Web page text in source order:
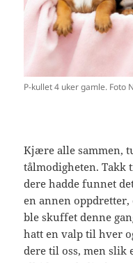
P-kullet 4 uker gamle. Foto
Kjære alle sammen,
tålmodigheten. Takk
dere hadde funnet
en annen
ble skuffet denne
hatt en valp til hver
dere til oss, men slik